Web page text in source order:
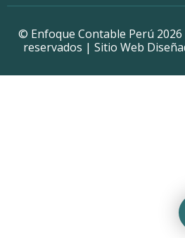
© Enfoque Contable Perú
reservados | Sitio Web